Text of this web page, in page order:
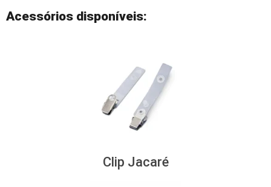
Acessórios disponíveis:
Clip Jacaré